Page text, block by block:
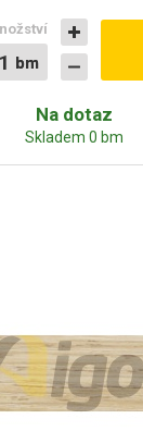
bm
bm
Na dotaz
Skladem 0 bm